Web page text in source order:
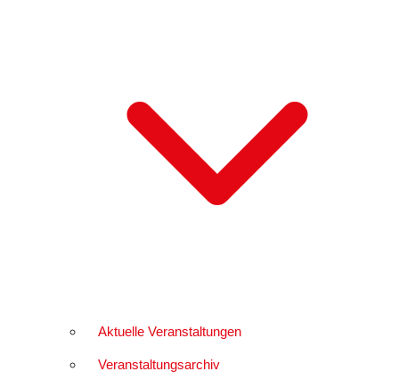
Aktuelle Veranstaltungen
Veranstaltungsarchiv